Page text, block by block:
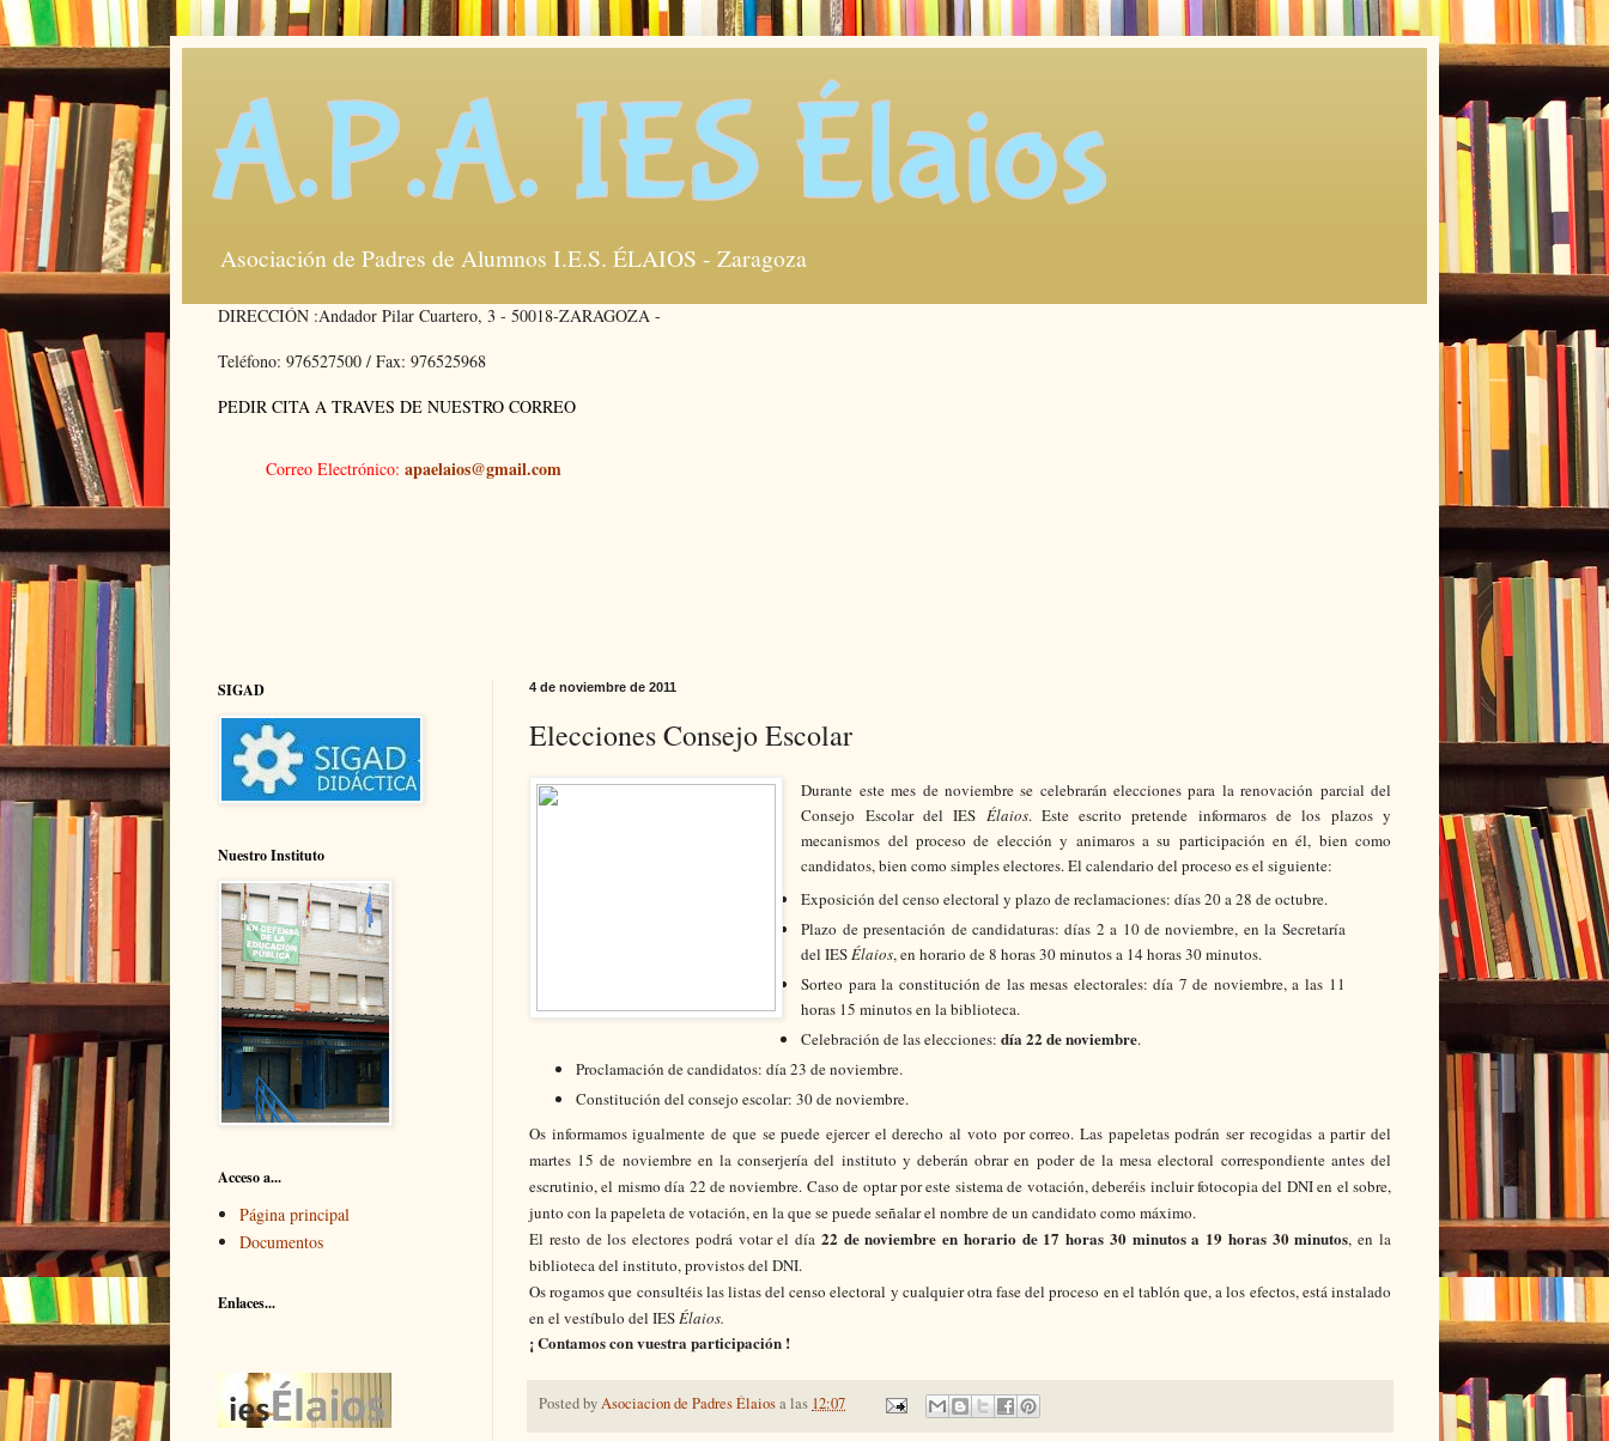
Asociación de Padres de Alumnos I.E.S. ÉLAIOS - Zaragoza
DIRECCIÓN :Andador Pilar Cuartero, 3 - 50018-ZARAGOZA -
Teléfono: 976527500 / Fax: 976525968
PEDIR CITA A TRAVES DE NUESTRO CORREO
Correo Electrónico: apaelaios@gmail.com
4 de noviembre de 2011
Elecciones Consejo Escolar
Durante este mes de noviembre se celebrarán elecciones para la renovación parcial del
Consejo Escolar del IES Élaios. Este escrito pretende informaros de los plazos y
mecanismos del proceso de elección y animaros a su participación en él, bien como
candidatos, bien como simples electores. El calendario del proceso es el siguiente:
Exposición del censo electoral y plazo de reclamaciones: días20 a28 de octubre.
Plazo de presentación de candidaturas: días 2 a 10 de noviembre, enla Secretaría
del IESÉlaios, en horario de 8 horas 30 minutos a 14 horas 30 minutos.
Sorteo para la constitución de las mesas electorales: día 7 de noviembre, a las 11
horas 15 minutos en la biblioteca.
Celebración de las elecciones: día22 de noviembre.
Proclamación de candidatos: día 23 de noviembre.
Constitución del consejo escolar: 30 de noviembre.
Os informamos igualmente de que se puede ejercer el derecho al voto por correo. Las papeletas podrán ser recogidas a partir del
martes 15 de noviembre en la conserjería del instituto y deberán obrar en poder de la mesa electoral correspondiente antes del
escrutinio, el mismo día 22 de noviembre. Caso de optar por este sistema de votación, deberéis incluir fotocopia del DNI en el sobre,
junto con la papeleta de votación, en la que se puede señalar el nombre de un candidato como máximo.
El resto de los electores podrá votar el día 22 de noviembre en horario de 17 horas 30 minutos a 19 horas 30 minutos, en la
biblioteca del instituto, provistos del DNI.
Os rogamos que consultéis las listas del censo electoral y cualquier otra fase del proceso en el tablón que, a los efectos, está instalado
en el vestíbulo del IESÉlaios.
¡ Contamos con vuestra participación !
Posted byAsociacion de Padres Élaiosa las 12:07
SIGAD
Nuestro Instituto
Acceso a...
Página principal
Documentos
Enlaces...